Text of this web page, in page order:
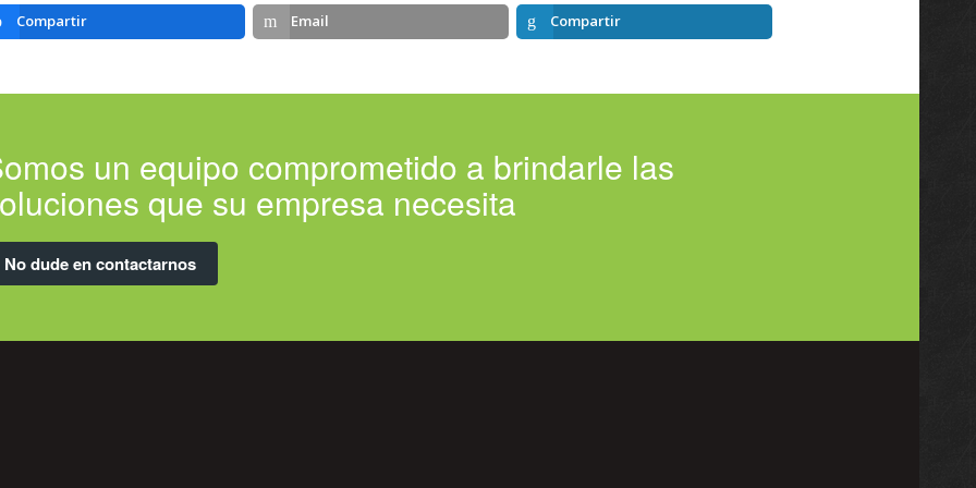
Compartir Email Compartir
un equipo comprometido a brindarle las
que su empresa necesita
No dude en contactarnos